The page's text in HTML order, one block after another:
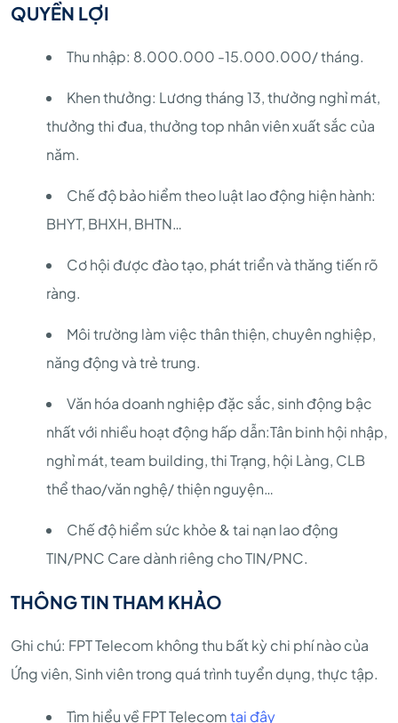
QUYỀN LỢI
Thu nhập: 8.000.000 -15.000.000/ tháng.
Khen thưởng: Lương tháng 13, thưởng nghỉ mát,
thưởng thi đua, thưởng top nhân viên xuất sắc của
năm.
Chế độ bảo hiểm theo luật lao động hiện hành:
BHYT, BHXH, BHTN…
Cơ hội được đào tạo, phát triển và thăng tiến rõ
ràng.
Môi trường làm việc thân thiện, chuyên nghiệp,
năng động và trẻ trung.
Văn hóa doanh nghiệp đặc sắc, sinh động bậc
nhất với nhiều hoạt động hấp dẫn:Tân binh hội nhập,
nghỉ mát, team building, thi Trạng, hội Làng, CLB
thể thao/văn nghệ/ thiện nguyện…
Chế độ hiểm sức khỏe & tai nạn lao động
TIN/PNC Care dành riêng cho TIN/PNC.
THÔNG TIN THAM KHẢO
Ghi chú: FPT Telecom không thu bất kỳ chi phí nào của
Ứng viên, Sinh viên trong quá trình tuyển dụng, thực tập.
Tìm hiểu về FPT Telecomtại đây